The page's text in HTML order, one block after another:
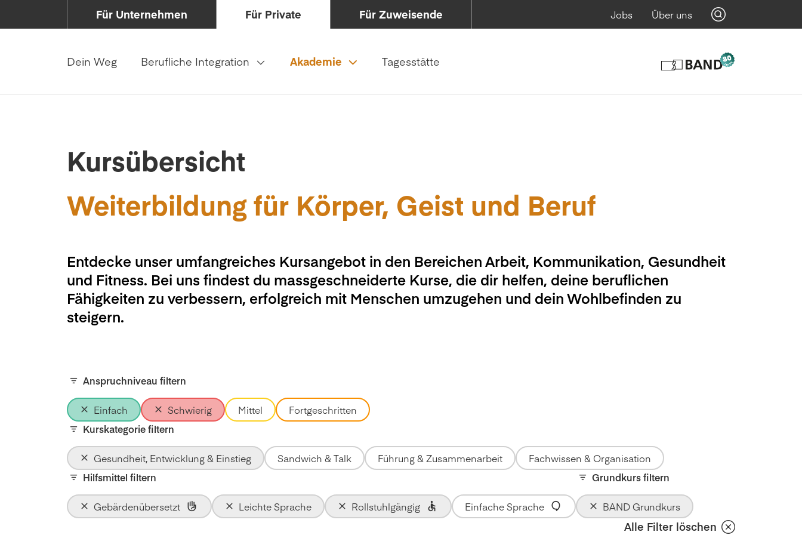
Für Unternehmen Für Private Für Zuweisende Jobs Über uns
Dein Weg Berufliche Integration Akademie Tagesstätte
Kursübersicht
Weiterbildung für Körper, Geist und Beruf
Entdecke unser umfangreiches Kursangebot in den Bereichen Arbeit, Kommunikation, Gesundheit
und Fitness. Bei uns findest du massgeschneiderte Kurse, die dir helfen, deine beruflichen
Fähigkeiten zu verbessern, erfolgreich mit Menschen umzugehen und dein Wohlbefinden zu
steigern.
Anspruchniveau filtern
Einfach Schwierig Mittel
Fortgeschritten
Kurskategorie filtern
Gesundheit, Entwicklung & Einstieg Sandwich & Talk Führung & Zusammenarbeit
Fachwissen & Organisation
Hilfsmittel filtern
Gebärdenübersetzt Leichte Sprache Rollstuhlgängig Einfache Sprache
Grundkurs filtern
BAND Grundkurs
Alle Filter löschen